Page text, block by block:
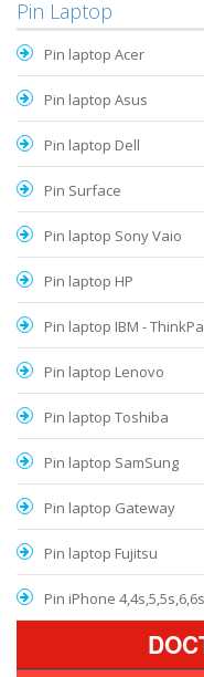
Pin Laptop
Pin laptop Acer
Pin laptop Asus
Pin laptop Dell
Pin Surface
Pin laptop Sony Vaio
Pin laptop HP
Pin laptop IBM -
Pin laptop Lenovo
Pin laptop Toshiba
Pin laptop SamSung
Pin laptop Gateway
Pin laptop Fujitsu
Pin iPhone 4,4s,5,5s,6,6s